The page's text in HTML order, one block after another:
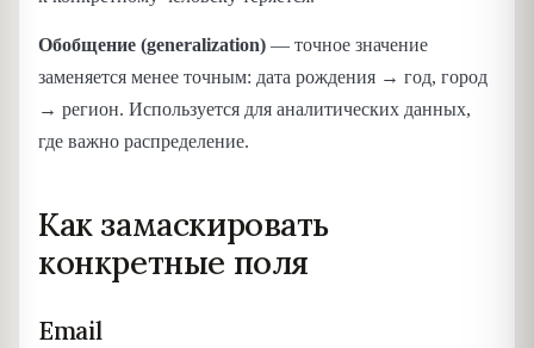
Обобщение (generalization) — точное значение
заменяется менее точным: дата рождения → год, город
→ регион. Используется для аналитических данных,
где важно распределение.
Как замаскировать
конкретные поля
Email